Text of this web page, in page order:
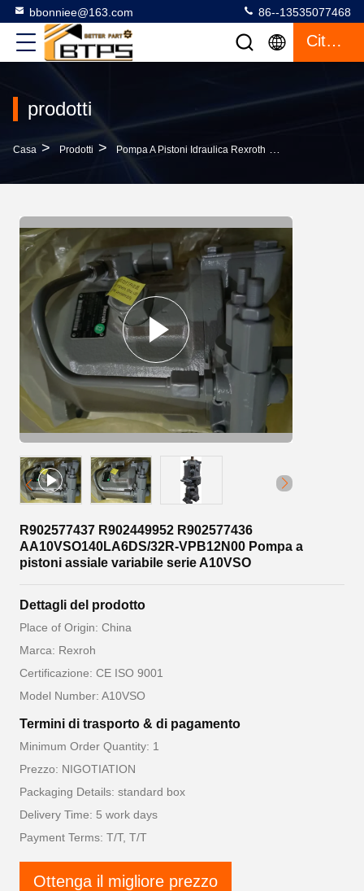
bbonniee@163.com 86--13535077468
Citazione
prodotti
Casa > Prodotti > Pompa A Pistoni Idraulica Rexroth >
R902577437 R902449952 R902577436
AA10VSO140LA6DS/32R-VPB12N00 Pompa a
pistoni assiale variabile serie A10VSO
Dettagli del prodotto
Place of Origin: China
Marca: Rexroh
Certificazione: CE ISO 9001
Model Number: A10VSO
Termini di trasporto & di pagamento
Minimum Order Quantity: 1
Prezzo: NIGOTIATION
Packaging Details: standard box
Delivery Time: 5 work days
Payment Terms: T/T, T/T
Ottenga il migliore prezzo